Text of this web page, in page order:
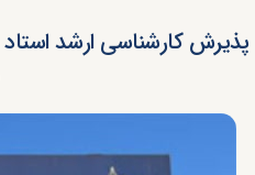
پذیرش کارشناسی ارشد